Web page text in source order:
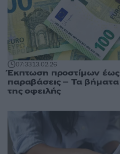
07:3313.02.26
Έκπτωση προστίμων
παραβάσεις – Τα
της οφειλής